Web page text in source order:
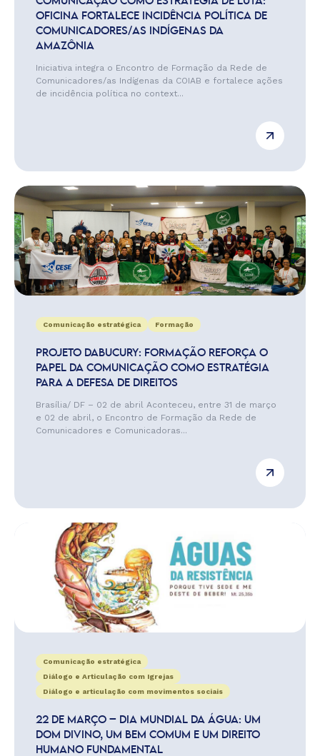
OFICINA FORTALECE INCIDÊNCIA POLÍTICA DE
COMUNICADORES/AS INDÍGENAS DA
AMAZÔNIA
Iniciativa integra o Encontro de Formação da Rede de
Comunicadores/as Indígenas da COIAB e fortalece ações
de incidência política no context...
Comunicação estratégica Formação
PROJETO DABUCURY: FORMAÇÃO REFORÇA O
PAPEL DA COMUNICAÇÃO COMO ESTRATÉGIA
PARA A DEFESA DE DIREITOS
Brasília/ DF – 02 de abril Aconteceu, entre 31 de março
e 02 de abril, o Encontro de Formação da Rede de
Comunicadores e Comunicadoras...
Comunicação estratégica
Diálogo e Articulação com Igrejas
Diálogo e articulação com movimentos sociais
22 DE MARÇO – DIA MUNDIAL DA ÁGUA: UM
DOM DIVINO, UM BEM COMUM E UM DIREITO
HUMANO FUNDAMENTAL